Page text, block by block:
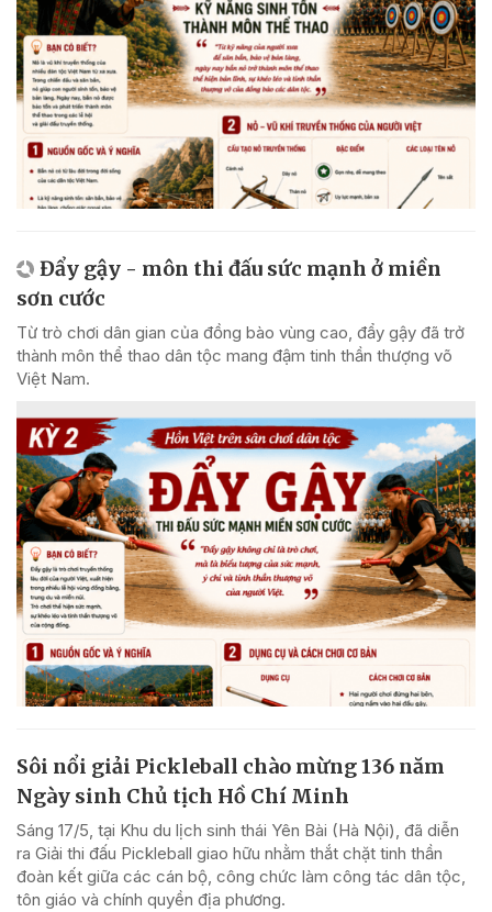
Đẩy gậy - môn thi đấu sức mạnh ở miền
sơn cước
Từ trò chơi dân gian của đồng bào vùng cao, đẩy gậy đã trở
thành môn thể thao dân tộc mang đậm tinh thần thượng võ
Việt Nam.
Sôi nổi giải Pickleball chào mừng 136 năm
Ngày sinh Chủ tịch Hồ Chí Minh
Sáng 17/5, tại Khu du lịch sinh thái Yên Bài (Hà Nội), đã diễn
ra Giải thi đấu Pickleball giao hữu nhằm thắt chặt tinh thần
đoàn kết giữa các cán bộ, công chức làm công tác dân tộc,
tôn giáo và chính quyền địa phương.